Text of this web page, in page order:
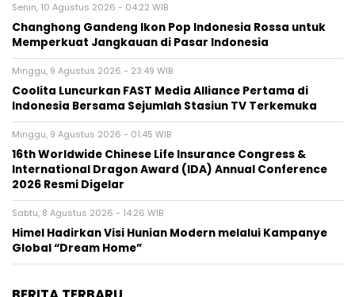
Senin, 10 Agustus 2026 - 04:22 WIB
Changhong Gandeng Ikon Pop Indonesia Rossa untuk
Memperkuat Jangkauan di Pasar Indonesia
Minggu, 9 Agustus 2026 - 23:49 WIB
Coolita Luncurkan FAST Media Alliance Pertama di
Indonesia Bersama Sejumlah Stasiun TV Terkemuka
Minggu, 9 Agustus 2026 - 01:45 WIB
16th Worldwide Chinese Life Insurance Congress &
International Dragon Award (IDA) Annual Conference
2026 Resmi Digelar
Sabtu, 8 Agustus 2026 - 14:26 WIB
Himel Hadirkan Visi Hunian Modern melalui Kampanye
Global “Dream Home”